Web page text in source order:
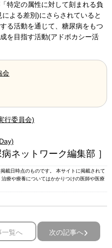
特定の属性に対して刻まれる負
よる差別)にさらされていると
る活動を通じて、糖尿病をもつ
を目指す活動(アドボカシー活
会
行委員会)
病ネットワーク編集部 ］
載日時点のものです。 本サイトに掲載されて
療や療養についてはかかりつけの医師や医療
一覧へ 次の記事へ